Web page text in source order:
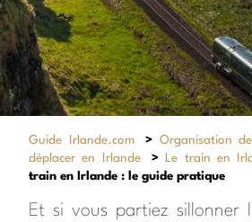
Guide Irlande.com > Organisation
déplacer en Irlande
> Le train en
train en Irlande : le guide pratique
Et si vous partiez sillonner